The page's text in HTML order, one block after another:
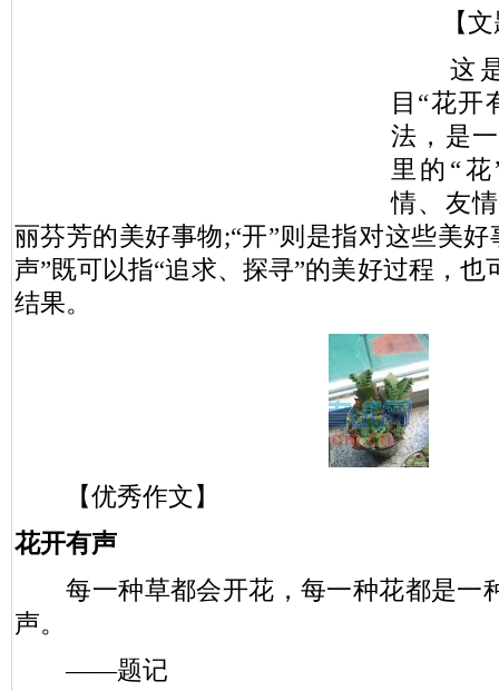
【文
这是
目“花开
法，是
里的“
情、友
丽芬芳的美好事物;“开”则是指对这些美
声”既可以指“追求、探寻”的美好过程，
结果。
【优秀作文】
花开有声
每一种草都会开花，每一种花都是一
声。
——题记